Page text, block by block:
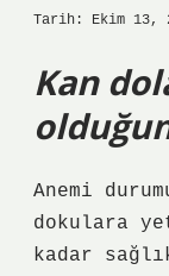
Tarih: Ekim 13,
Kan
Anemi
dokulara
kadar